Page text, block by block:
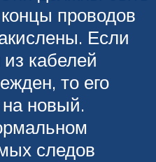
проводов
Если
кабелей
то его
новый.
следов